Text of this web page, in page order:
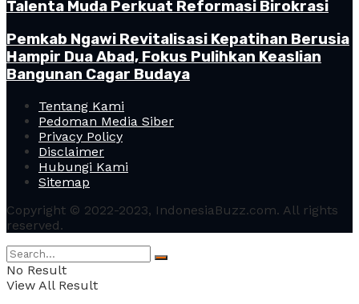
Talenta Muda Perkuat Reformasi Birokrasi
Pemkab Ngawi Revitalisasi Kepatihan Berusia
Hampir Dua Abad, Fokus Pulihkan Keaslian
Bangunan Cagar Budaya
Tentang Kami
Pedoman Media Siber
Privacy Policy
Disclaimer
Hubungi Kami
Sitemap
Copyright © 2022-2023, IndonesiaBuzz.com. All rights
reserved.
No Result
View All Result